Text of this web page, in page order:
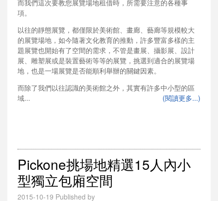
而我們這次要教您展覽場地租借時，所需要注意的各種事
項。
以往的靜態展覽，都僅限於美術館、畫廊、藝廊等規模較大
的展覽場地，如今隨著文化教育的推動，許多豐富多樣的主
題展覽也開始有了空間的需求，不管是畫展、攝影展、設計
展、雕塑展或是裝置藝術等等的展覽，挑選到適合的展覽場
地，也是一場展覽是否能順利舉辦的關鍵因素。
而除了我們以往認識的美術館之外，其實有許多中小型的區
域...
(閱讀更多...)
Pickone挑場地精選15人內小
型獨立包廂空間
2015-10-19 Published by